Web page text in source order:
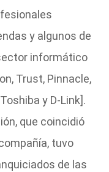
y algunos de
informático
Trust, Pinnacle,
y D-Link].
que coincidió
tuvo
de las